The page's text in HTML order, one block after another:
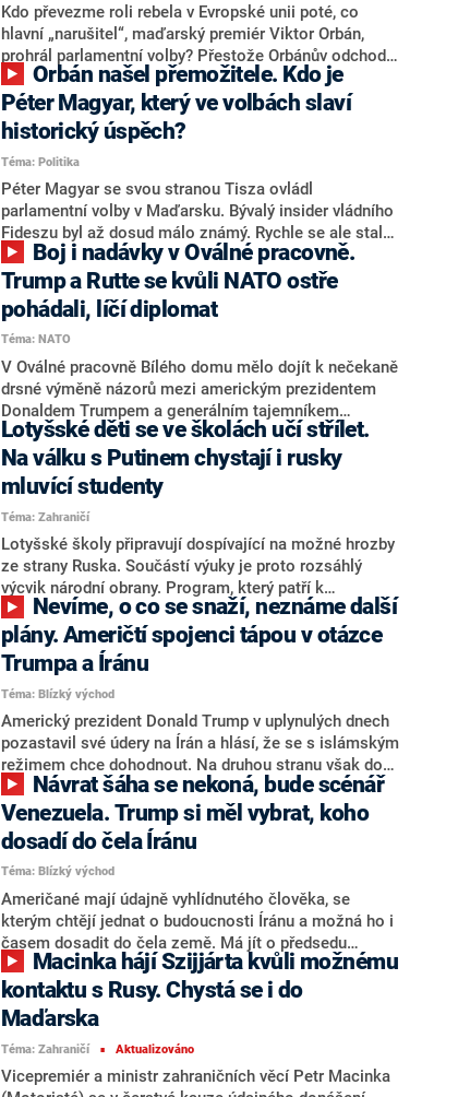
Kdo převezme roli rebela v Evropské unii poté, co
hlavní „narušitel“, maďarský premiér Viktor Orbán,
prohrál parlamentní volby? Přestože Orbánův odchod
může usnadnit rozhodování, v Evropské radě zůstává
několik lídrů, kteří by mohli v blokování společných
kroků pokračovat, všímá si web Politico. Jedním z
nich je i český premiér Andrej Babiš.
Péter Magyar, který ve volbách slaví
historický úspěch?
Téma: Politika
Péter Magyar se svou stranou Tisza ovládl
parlamentní volby v Maďarsku. Bývalý insider vládního
Fideszu byl až dosud málo známý. Rychle se ale stal
hlavním vyzyvatelem premiéra Viktora Orbána, když
dokázal mobilizovat široké spektrum voličů. Jeho
vzestup odstartovala tajná nahrávka exmanželky Judit
Vargaové, která odhalovala možné zásahy vlády do
korupční kauzy. Historický úspěch 45letého lídra
může přepsat podobu maďarské politiky i vztahů
země s EU, píše Politico.
Trump a Rutte se kvůli NATO ostře
pohádali, líčí diplomat
Téma: NATO
V Oválné pracovně Bílého domu mělo dojít k nečekaně
drsné výměně názorů mezi americkým prezidentem
Donaldem Trumpem a generálním tajemníkem
Severoatlantské aliance Markem Ruttem. Informuje o
tom portál Politico. Trump zostra vyčetl Ruttemu, že
NATO odmítá podpořit Spojené státy v ozbrojeném
konfliktu proti Íránu. Padat měly urážky a nadávky.
Lotyšské děti se ve školách učí střílet.
Na válku s Putinem chystají i rusky
mluvící studenty
Téma: Zahraničí
Lotyšské školy připravují dospívající na možné hrozby
ze strany Ruska. Součástí výuky je proto rozsáhlý
výcvik národní obrany. Program, který patří k
nejambicióznějším v Evropě, má posílit odolnost
společnosti i propojit ruskojazyčnou menšinu se
státem. Pro studenty to znamená, že vedle běžných
předmětů tráví desítky hodin nácvikem střelby,
orientace v terénu či krizových situací, píše web
Politico.
plány. Američtí spojenci tápou v otázce
Trumpa a Íránu
Téma: Blízký východ
Americký prezident Donald Trump v uplynulých dnech
pozastavil své údery na Írán a hlásí, že se s islámským
režimem chce dohodnout. Na druhou stranu však do
regionu posílá další vojáky a ve hře je eskalace
konfliktu. Zmatení jsou zejména spojenci USA.
Diplomaté různých států pro portál Politico uvedli, že
nemají absolutní tušení, jaké záměry má Trump s
Íránem a jaké budou jeho další kroky.
Venezuela. Trump si měl vybrat, koho
dosadí do čela Íránu
Téma: Blízký východ
Američané mají údajně vyhlídnutého člověka, se
kterým chtějí jednat o budoucnosti Íránu a možná ho i
časem dosadit do čela země. Má jít o předsedu
tamního parlamentu Mohammada Baghera Ghalibafa,
informuje web Politico. Ten přitom v uplynulých
týdnech hrozil USA odvetným útokem, ačkoliv tak
činili všichni představitelé vládnoucího režimu.
Naopak ze hry má být syn posledního íránského šáha
Réza Pahlaví.
kontaktu s Rusy. Chystá se i do
Maďarska
Téma: Zahraničí ■ Aktualizováno
Vicepremiér a ministr zahraničních věcí Petr Macinka